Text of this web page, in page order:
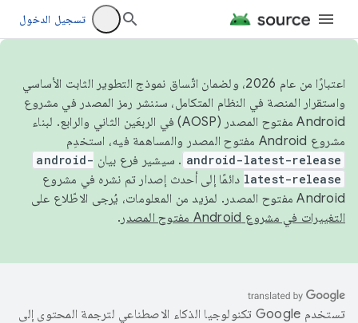
تسجيل الدخول
اعتبارًا من عام 2026، ولضمان اتّساق نموذج التطوير الثابت الأساسي
واستقرار المنصة في النظام المتكامل، سننشر رمز المصدر في مشروع
Android مفتوح المصدر (AOSP) في الربعَين الثاني والرابع. لبناء
مشروع Android مفتوح المصدر والمساهمة فيه، استخدِم
android-latest-release . سيشير فرع بيان android-
latest-release دائمًا إلى أحدث إصدار تم نشره في مشروع
Android مفتوح المصدر. لمزيد من المعلومات، يُرجى الاطّلاع على
التغييرات في مشروع Android مفتوح المصدر
.
تستخدم Google تكنولوجيا الذكاء الاصطناعي لترجمة المحتوى إلى